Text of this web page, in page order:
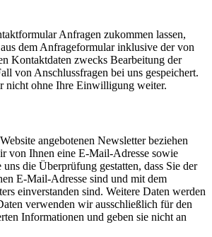
Anfragen zukommen lassen,
dem Anfrageformular inklusive der von
Kontaktdaten zwecks Bearbeitung der
von Anschlussfragen bei uns gespeichert.
nicht ohne Ihre Einwilligung weiter.
angebotenen Newsletter beziehen
von Ihnen eine E-Mail-Adresse sowie
die Überprüfung gestatten, dass Sie der
E-Mail-Adresse sind und mit dem
einverstanden sind. Weitere Daten werden
verwenden wir ausschließlich für den
Informationen und geben sie nicht an